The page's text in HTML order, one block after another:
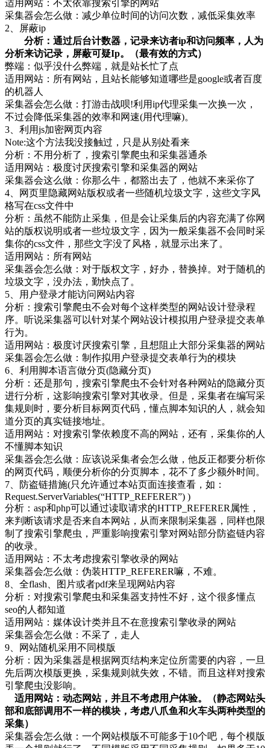
适用网站：不太依靠搜索引擎的网站
采集器会怎么做：减少单位时间的访问次数，减低采集效率
2、屏蔽ip
分析：通过后台计数器，记录来访者ip和访问频率，人为
分析来访记录，屏蔽可疑Ip。（最有效的方式）
弊端：似乎没什么弊端，就是站长忙了点
适用网站：所有网站，且站长能够知道哪些是google或者百度
的机器人
采集器会怎么做：打游击战呗!利用ip代理采集一次换一次，
不过会降低采集器的效率和网速(用代理嘛)。
3、利用js加密网页内容
Note:这个方法我没接触过，只是从别处看来
分析：不用分析了，搜索引擎爬虫和采集器通杀
适用网站：极度讨厌搜索引擎和采集器的网站
采集器会这么做：你那么牛，都豁出去了，他就不来采你了
4、网页里隐藏网站版权或者一些随机垃圾文字，这些文字风
格写在css文件中
分析：虽然不能防止采集，但是会让采集后的内容充满了你网
站的版权说明或者一些垃圾文字，因为一般采集器不会同时采
集你的css文件，那些文字没了风格，就显示出来了。
适用网站：所有网站
采集器会怎么做：对于版权文字，好办，替换掉。对于随机的
垃圾文字，没办法，勤快点了。
5、用户登录才能访问网站内容
分析：搜索引擎爬虫不会对每个这样类型的网站设计登录程
序。听说采集器可以针对某个网站设计模拟用户登录提交表单
行为。
适用网站：极度讨厌搜索引擎，且想阻止大部分采集器的网站
采集器会怎么做：制作拟用户登录提交表单行为的模块
6、利用脚本语言做分页(隐藏分页)
分析：还是那句，搜索引擎爬虫不会针对各种网站的隐藏分页
进行分析，这影响搜索引擎对其收录。但是，采集者在编写采
集规则时，要分析目标网页代码，懂点脚本知识的人，就会知
道分页的真实链接地址。
适用网站：对搜索引擎依赖度不高的网站，还有，采集你的人
不懂脚本知识
采集器会怎么做：应该说采集者会怎么做，他反正都要分析你
的网页代码，顺便分析你的分页脚本，花不了多少额外时间。
7、防盗链措施(只允许通过本站页面连接查看，如：
Request.ServerVariables(“HTTP_REFERER”) )
分析：asp和php可以通过读取请求的HTTP_REFERER属性，
来判断该请求是否来自本网站，从而来限制采集器，同样也限
制了搜索引擎爬虫，严重影响搜索引擎对网站部分防盗链内容
的收录。
适用网站：不太考虑搜索引擎收录的网站
采集器会怎么做：伪装HTTP_REFERER嘛，不难。
8、全flash、图片或者pdf来呈现网站内容
分析：对搜索引擎爬虫和采集器支持性不好，这个很多懂点
seo的人都知道
适用网站：媒体设计类并且不在意搜索引擎收录的网站
采集器会怎么做：不采了，走人
9、网站随机采用不同模版
分析：因为采集器是根据网页结构来定位所需要的内容，一旦
先后两次模版更换，采集规则就失效，不错。而且这样对搜索
引擎爬虫没影响。
适用网站：动态网站，并且不考虑用户体验。（静态网站头
部和底部调用不一样的模块，考虑八爪鱼和火车头两种类型的
采集）
采集器会怎么做：一个网站模版不可能多于10个吧，每个模版